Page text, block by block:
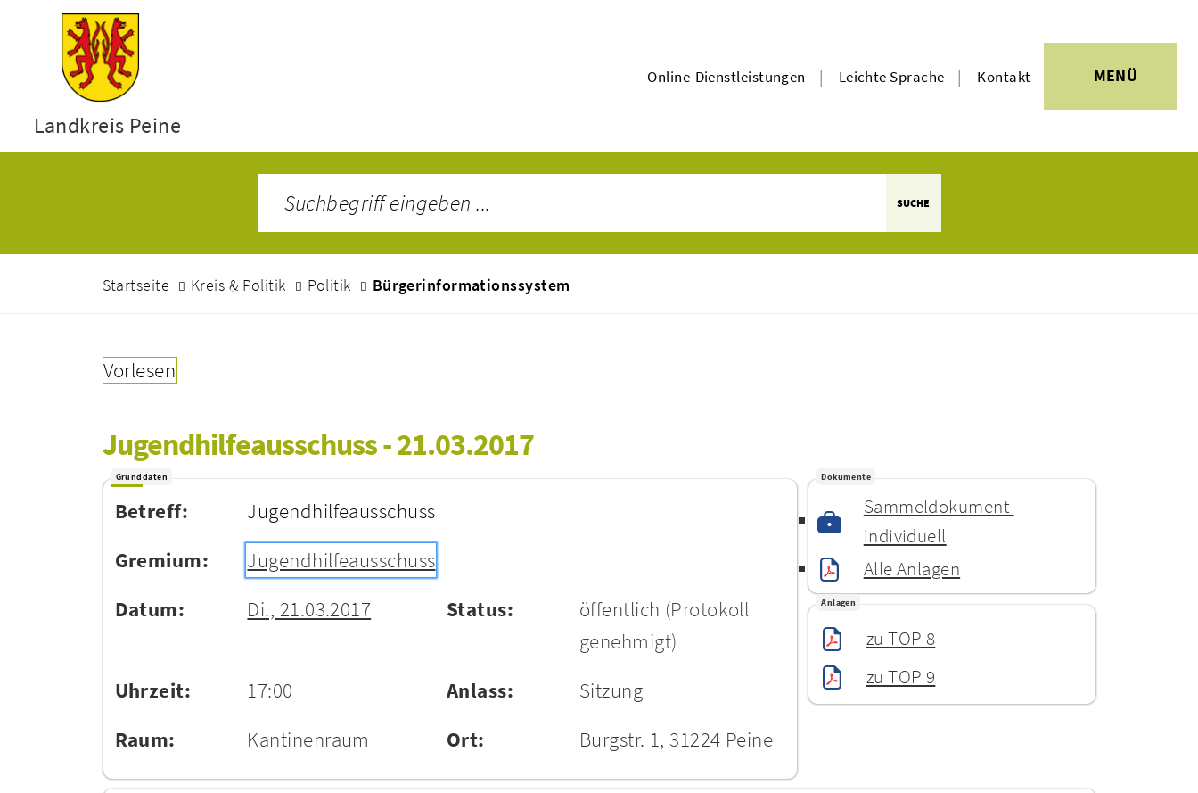
Landkreis Peine
Online-Dienstleistungen | Leichte Sprache | Kontakt MENÜ
SUCHE
Startseite Kreis & Politik Politik Bürgerinformationssystem
Vorlesen
Jugendhilfeausschuss - 21.03.2017
Grunddaten
Betreff:
Jugendhilfeausschuss
Gremium:
Jugendhilfeausschuss
Datum:
Di., 21.03.2017 Status: öffentlich (Protokoll
genehmigt)
Uhrzeit:
17:00 Anlass:
Sitzung
Raum:
Kantinenraum Ort: Burgstr. 1, 31224 Peine
Dokumente
Sammeldokument
individuell
Alle Anlagen
Anlagen
zu TOP 8
zu TOP 9